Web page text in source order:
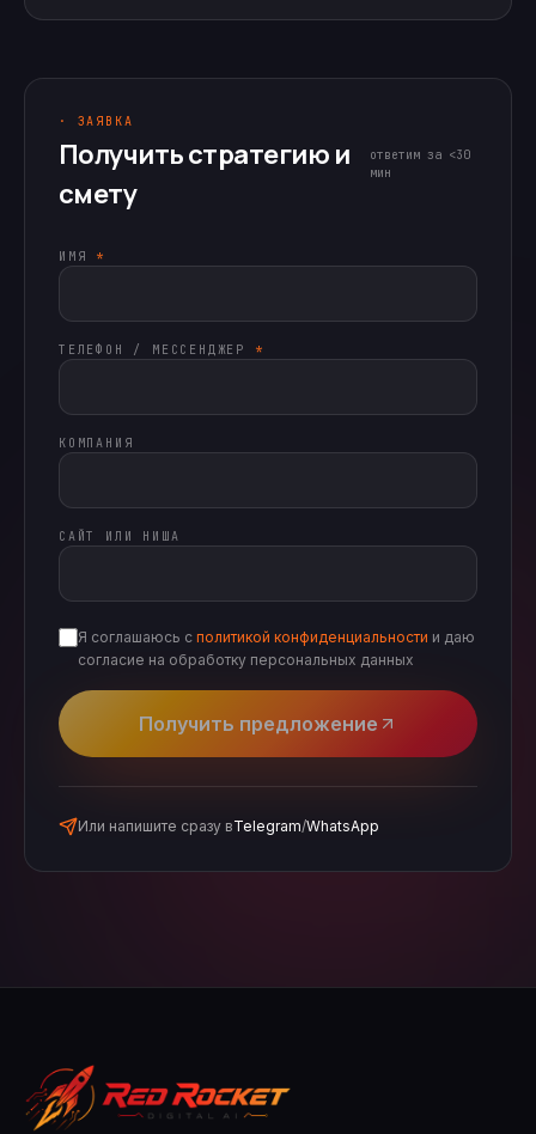
· ЗАЯВКА
Получить стратегию и
смету
ответим за <30
мин
ИМЯ *
ТЕЛЕФОН / МЕССЕНДЖЕР *
КОМПАНИЯ
САЙТ ИЛИ НИША
Я соглашаюсь с политикой конфиденциальности и даю
согласие на обработку персональных данных
Получить предложение
Или напишите сразу вTelegram/WhatsApp